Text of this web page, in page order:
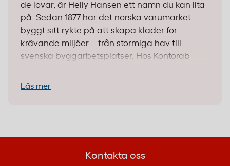
de lovar, är Helly Hansen ett namn du kan lita
på. Sedan 1877 har det norska varumärket
byggt sitt rykte på att skapa kläder för
krävande miljöer – från stormiga hav till
svenska byggarbetsplatser. Hos Kontorab
anpassade för allt från bygg och anläggning
Det som gör Helly Hansen speciellt är
Läs mer
Kontakta oss